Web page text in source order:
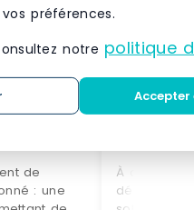
de
: une
Élément
À associer
départ
préférences.
notre politique